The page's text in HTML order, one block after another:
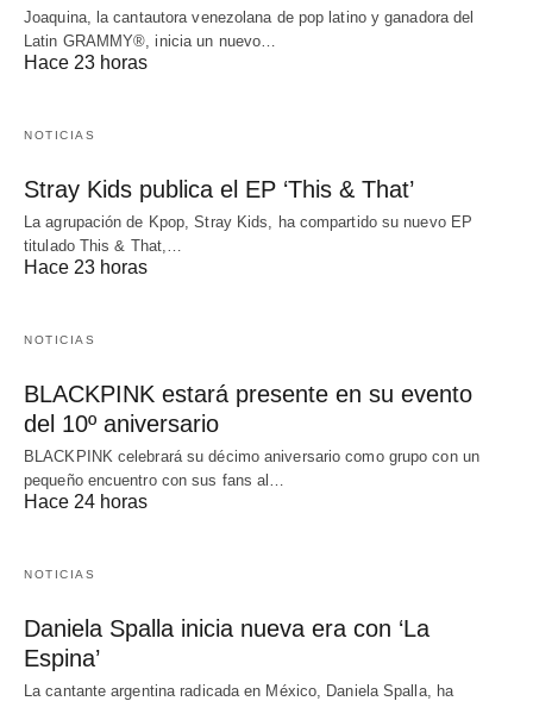
Joaquina, la cantautora venezolana de pop latino y ganadora del
Latin GRAMMY®, inicia un nuevo…
Hace 23 horas
NOTICIAS
Stray Kids publica el EP ‘This & That’
La agrupación de Kpop, Stray Kids, ha compartido su nuevo EP
titulado This & That,…
Hace 23 horas
NOTICIAS
BLACKPINK estará presente en su evento
del 10º aniversario
BLACKPINK celebrará su décimo aniversario como grupo con un
pequeño encuentro con sus fans al…
Hace 24 horas
NOTICIAS
Daniela Spalla inicia nueva era con ‘La
Espina’
La cantante argentina radicada en México, Daniela Spalla, ha